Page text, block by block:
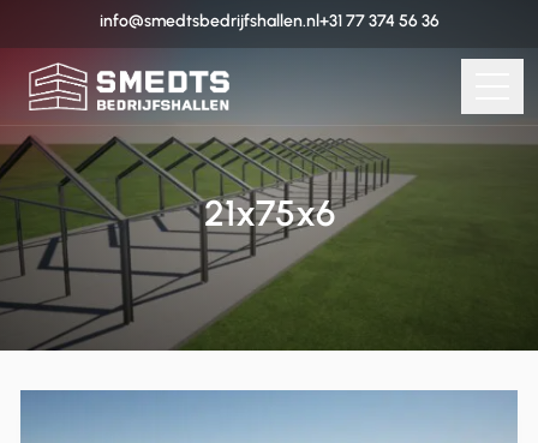
info@smedtsbedrijfshallen.nl+31 77 374 56 36
21x75x6